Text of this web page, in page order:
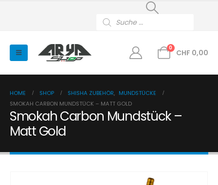
search
0
CHF 0,00
HOME SHOP SHISHA ZUBEHÖR, MUNDSTÜCKE
SMOKAH CARBON MUNDSTÜCK – MATT GOLD
Smokah Carbon Mundstück –
Matt Gold